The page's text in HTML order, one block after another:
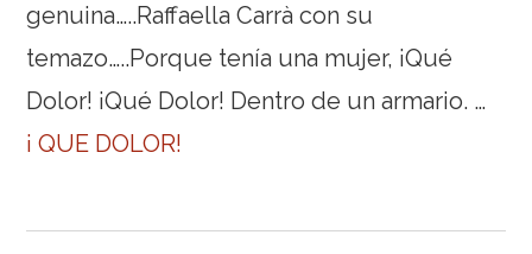
genuina…..Raffaella Carrà con su
temazo…..Porque tenía una mujer, ¡Qué
Dolor! ¡Qué Dolor! Dentro de un armario. …
¡ QUE DOLOR!